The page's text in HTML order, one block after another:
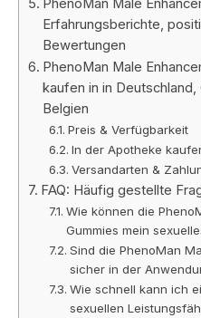
PhenoMan Male
Erfahrungsberichte,
Bewertungen
PhenoMan Male
kaufen in in
Belgien
Preis & Verfügbarkeit
In der Apotheke
Versandarten &
FAQ: Häufig gestellte
Wie können die
Gummies mein
Sind die PhenoMan
sicher in der
Wie schnell kann ich
sexuellen